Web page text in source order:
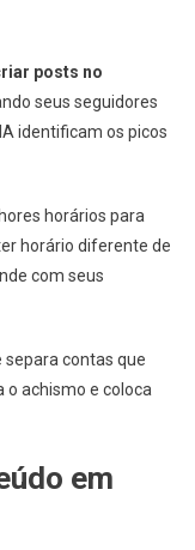
posts no
seus seguidores
identificam os picos
horários para
horário diferente de
com seus
separa contas que
o achismo e coloca
em